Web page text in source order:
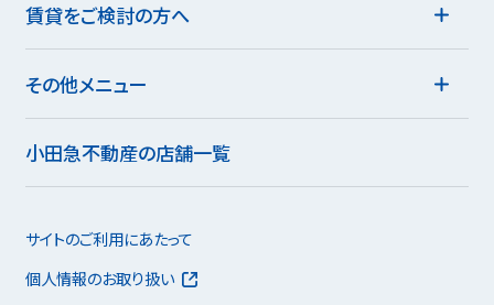
賃貸をご検討の方へ
その他メニュー
小田急不動産の店舗一覧
サイトのご利用にあたって
個人情報のお取り扱い